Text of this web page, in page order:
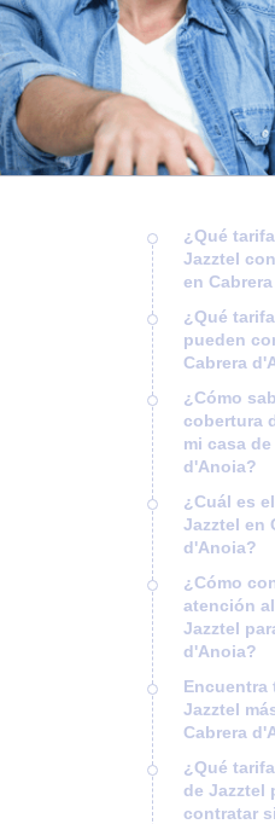
¿Qué
Jazztel
en
¿Qué
pueden
Cabrera
¿Cómo
cobertura
mi casa de
d'Anoia?
¿Cuál es
Jazztel en
d'Anoia?
¿Cómo
atención
Jazztel
d'Anoia?
Encuentra
Jazztel
Cabrera
¿Qué
de Jazztel
contratar